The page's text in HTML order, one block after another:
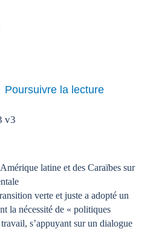
Poursuivre la lecture
latine et des Caraïbes sur
verte et juste a adopté un
la nécessité de « politiques
s’appuyant sur un dialogue